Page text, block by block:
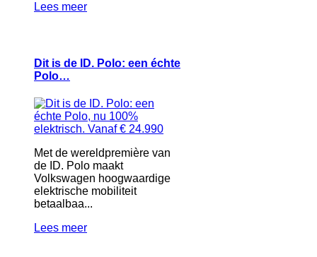
Lees meer
Dit is de ID. Polo: een échte
Polo…
Met de wereldpremière van
de ID. Polo maakt
Volkswagen hoogwaardige
elektrische mobiliteit
betaalbaa...
Lees meer